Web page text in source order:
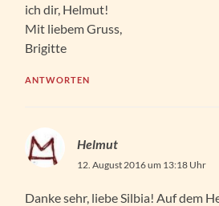
ich dir, Helmut!
Mit liebem Gruss,
Brigitte
ANTWORTEN
Helmut
12. August 2016 um 13:18 Uhr
Danke sehr, liebe Silbia! Auf dem